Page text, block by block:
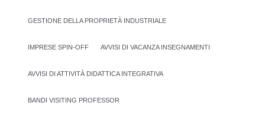
GESTIONE DELLA PROPRIETÀ INDUSTRIALE
IMPRESE SPIN-OFF AVVISI DI VACANZA INSEGNAMENTI
AVVISI DI ATTIVITÀ DIDATTICA INTEGRATIVA
BANDI VISITING PROFESSOR